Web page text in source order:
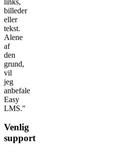
billeder
eller
tekst.
Alene
af
den
grund,
vil
jeg
anbefale
Easy
LMS."
Venlig
support